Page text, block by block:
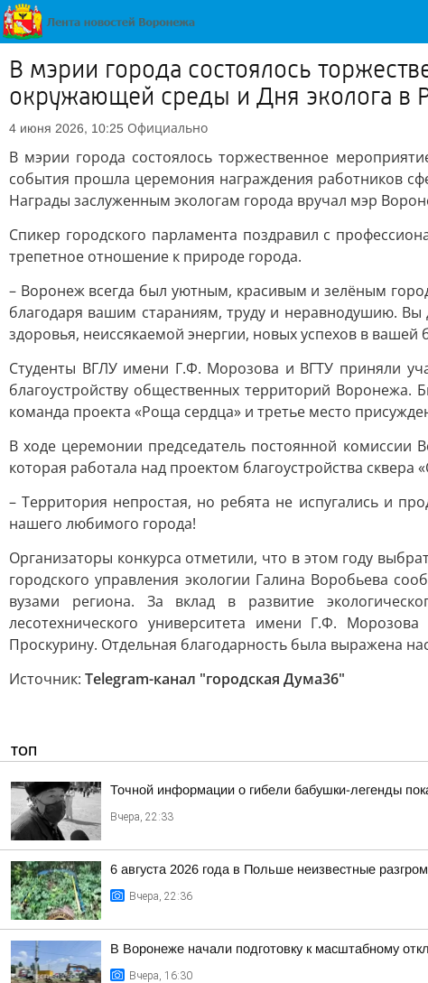
В мэрии города состоялось
окружающей среды и Дня эколога в
4 июня 2026, 10:25 Официально
В мэрии города состоялось торжественное
события прошла церемония награждения работников
Награды заслуженным экологам города вручал мэр
Спикер городского парламента поздравил с
трепетное отношение к природе города.
– Воронеж всегда был уютным, красивым и зелёным
благодаря вашим стараниям, труду и неравнодушию.
здоровья, неиссякаемой энергии, новых успехов в
Студенты ВГЛУ имени Г.Ф. Морозова и ВГТУ приняли
благоустройству общественных территорий Воронежа.
команда проекта «Роща сердца» и третье место
В ходе церемонии председатель постоянной комиссии
которая работала над проектом благоустройства сквера
– Территория непростая, но ребята не испугались и
нашего любимого города!
Организаторы конкурса отметили, что в этом году
городского управления экологии Галина Воробьева
вузами региона. За вклад в развитие
лесотехнического университета имени Г.Ф.
Проскурину. Отдельная благодарность была выражена
Источник: Telegram-канал "городская Дума36"
ТОП
Точной информации о гибели бабушки-легенды
Вчера, 22:33
6 августа 2026 года в Польше неизвестные
Вчера, 22:36
В Воронеже начали подготовку к масштабному
Вчера, 16:30